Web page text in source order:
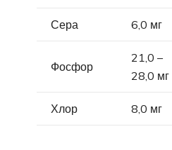
Сера 6,0 мг
Фосфор
21,0 –
28,0 мг
Хлор 8,0 мг